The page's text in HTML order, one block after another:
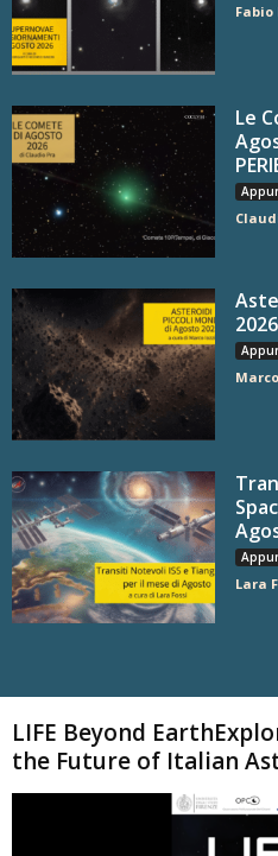
Le
2026
Lara
LIFE Beyond
the Future of Italian